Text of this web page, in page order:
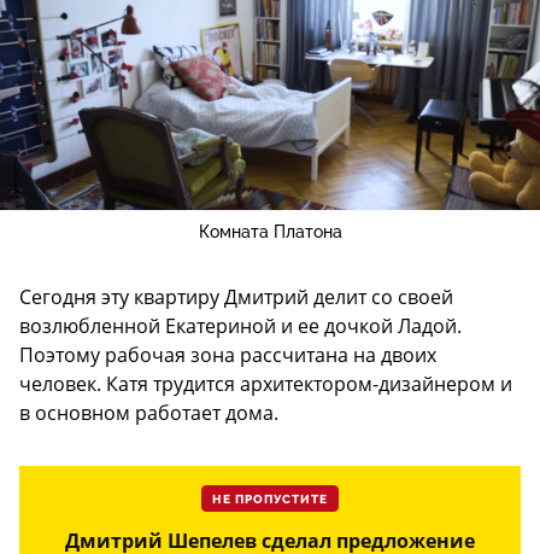
Комната Платона
Сегодня эту квартиру Дмитрий делит со своей
возлюбленной Екатериной и ее дочкой Ладой.
Поэтому рабочая зона рассчитана на двоих
человек. Катя трудится архитектором-дизайнером и
в основном работает дома.
НЕ ПРОПУСТИТЕ
Дмитрий Шепелев сделал предложение